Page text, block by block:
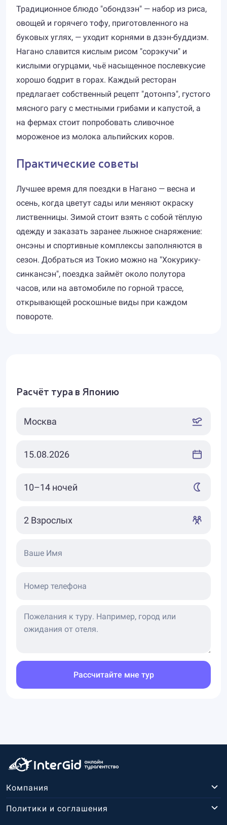
Традиционное блюдо "обондзэн" — набор из риса,
овощей и горячего тофу, приготовленного на
буковых углях, — уходит корнями в дзэн-буддизм.
Нагано славится кислым рисом "сорэкучи" и
кислыми огурцами, чьё насыщенное послевкусие
хорошо бодрит в горах. Каждый ресторан
предлагает собственный рецепт "дотонпэ", густого
мясного рагу с местными грибами и капустой, а
на фермах стоит попробовать сливочное
мороженое из молока альпийских коров.
Практические советы
Лучшее время для поездки в Нагано — весна и
осень, когда цветут сады или меняют окраску
лиственницы. Зимой стоит взять с собой тёплую
одежду и заказать заранее лыжное снаряжение:
онсэны и спортивные комплексы заполняются в
сезон. Добраться из Токио можно на "Хокурику-
синкансэн", поездка займёт около полутора
часов, или на автомобиле по горной трассе,
открывающей роскошные виды при каждом
повороте.
Расчёт тура в Японию
Ваше Имя
Номер телефона
Рассчитайте мне тур
Компания
Политики и соглашения